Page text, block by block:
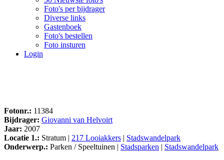
Foto's per bijdrager
Diverse links
Gastenboek
Foto's bestellen
Foto insturen
Login
Fotonr.: 11384
Bijdrager: Giovanni van Helvoirt
Jaar: 2007
Locatie 1.: Stratum | 217 Looiakkers | Stadswandelpark
Onderwerp.: Parken / Speeltuinen | Stadsparken | Stadswandelpark